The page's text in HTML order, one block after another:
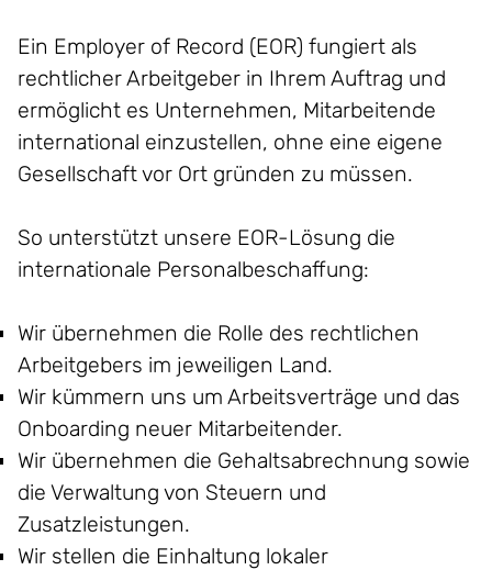
Ein Employer of Record (EOR) fungiert als
rechtlicher Arbeitgeber in Ihrem Auftrag und
ermöglicht es Unternehmen, Mitarbeitende
international einzustellen, ohne eine eigene
Gesellschaft vor Ort gründen zu müssen.
So unterstützt unsere EOR-Lösung die
internationale Personalbeschaffung:
Wir übernehmen die Rolle des rechtlichen
Arbeitgebers im jeweiligen Land.
Wir kümmern uns um Arbeitsverträge und das
Onboarding neuer Mitarbeitender.
Wir übernehmen die Gehaltsabrechnung sowie
die Verwaltung von Steuern und
Zusatzleistungen.
Wir stellen die Einhaltung lokaler